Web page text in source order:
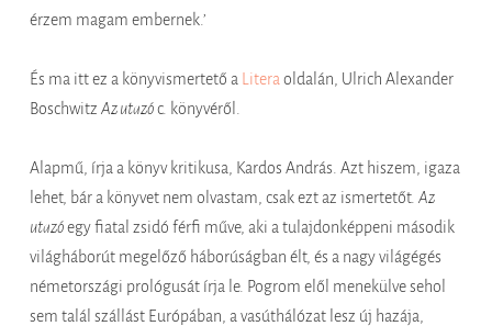
érzem magam embernek.’
És ma itt ez a könyvismertető a Litera oldalán, Ulrich Alexander
Boschwitz Az utazóc. könyvéről.
Alapmű, írja a könyv kritikusa, Kardos András. Azt hiszem, igaza
lehet, bár a könyvet nem olvastam, csak ezt az ismertetőt. Az
utazóegy fiatal zsidó férfi műve, aki a tulajdonképpeni második
világháborút megelőző háborúságban élt, és a nagy világégés
németországi prológusát írja le. Pogrom elől menekülve sehol
sem talál szállást Európában, a vasúthálózat lesz új hazája,